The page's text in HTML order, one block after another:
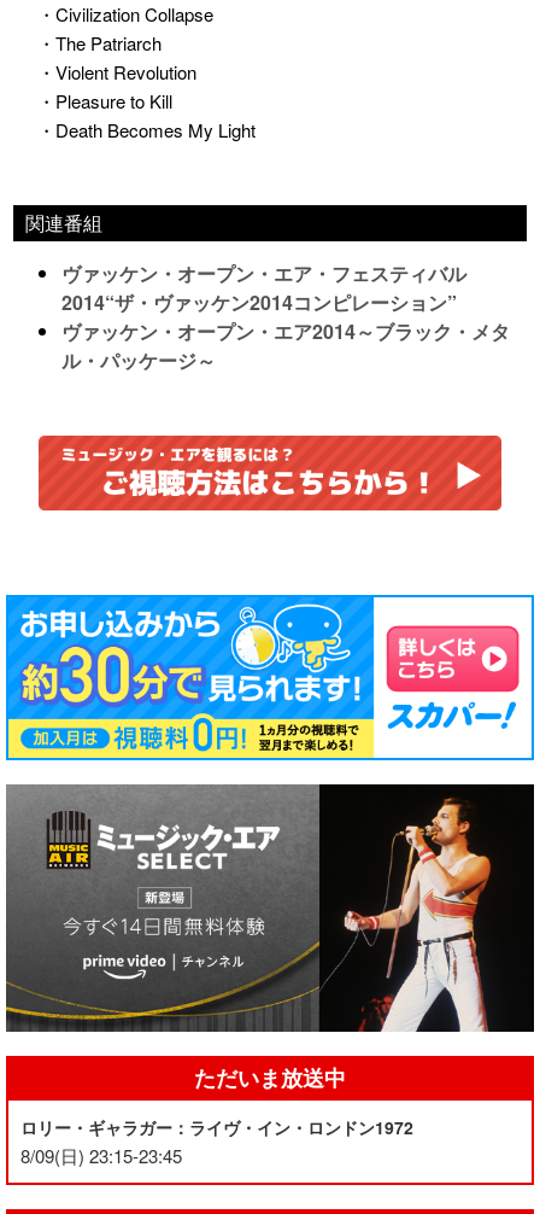
・Civilization Collapse
・The Patriarch
・Violent Revolution
・Pleasure to Kill
・Death Becomes My Light
関連番組
ヴァッケン・オープン・エア・フェスティバル
2014“ザ・ヴァッケン2014コンピレーション”
ヴァッケン・オープン・エア2014～ブラック・メタ
ル・パッケージ～
ただいま放送中
ロリー・ギャラガー：ライヴ・イン・ロンドン1972
8/09(日) 23:15-23:45